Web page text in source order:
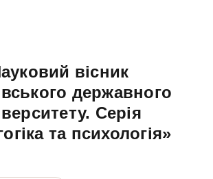
вісник
державного
Серія
та психологія»